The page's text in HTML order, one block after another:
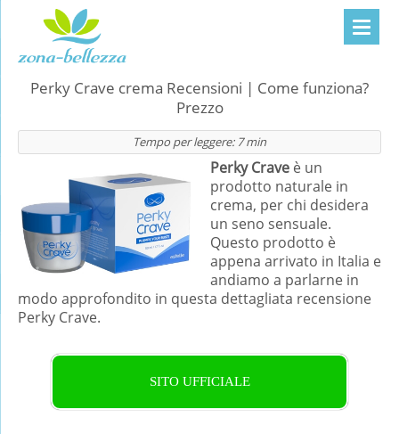
Perky Crave crema Recensioni | Come funziona?
Prezzo
Tempo per leggere: 7 min
Perky Crave è un
prodotto naturale in
crema, per chi desidera
un seno sensuale.
Questo prodotto è
appena arrivato in Italia e
andiamo a parlarne in
modo approfondito in questa dettagliata recensione
Perky Crave.
SITO UFFICIALE